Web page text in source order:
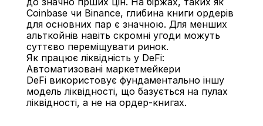
Coinbase чи Binance, глибина книги ордерів
для основних пар є значною. Для менших
альткойнів навіть скромні угоди можуть
суттєво переміщувати ринок.
Як працює ліквідність у DeFi:
Автоматизовані маркетмейкери
DeFi використовує фундаментально іншу
модель ліквідності, що базується на пулах
ліквідності, а не на ордер-книгах.